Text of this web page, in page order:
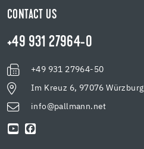
CONTACT US
+49 931 27964-0
+49 931 27964-50
Im Kreuz 6, 97076 Würzburg
info@pallmann.net